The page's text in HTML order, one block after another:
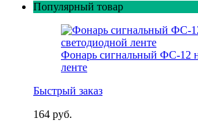
Популярный товар
Фонарь сигнальный ФС-12
ленте
Быстрый заказ
164 руб.